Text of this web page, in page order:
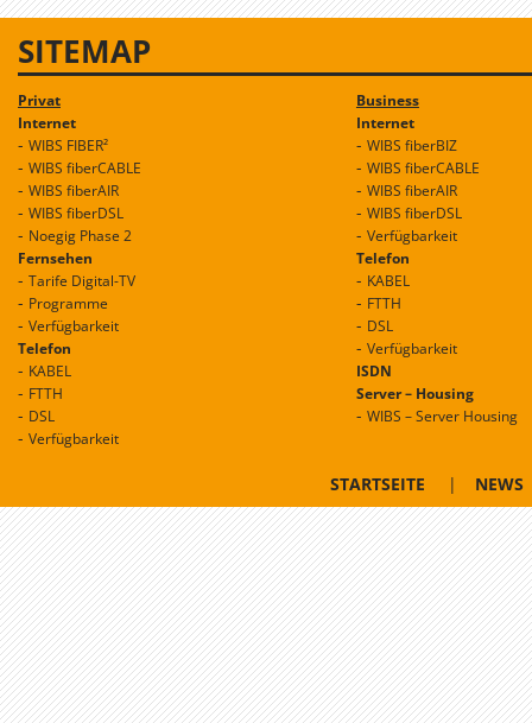
SITEMAP
Privat
Internet
WIBS FIBER²
WIBS fiberCABLE
WIBS fiberAIR
WIBS fiberDSL
Noegig Phase 2
Fernsehen
Tarife Digital-TV
Programme
Verfügbarkeit
Telefon
KABEL
FTTH
DSL
Verfügbarkeit
Business
Internet
WIBS fiberBIZ
WIBS fiberCABLE
WIBS fiberAIR
WIBS fiberDSL
Verfügbarkeit
Telefon
KABEL
FTTH
DSL
Verfügbarkeit
ISDN
Server – Housing
WIBS – Server Housing
STARTSEITE | NEWS